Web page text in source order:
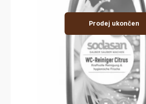
Prodej ukončen